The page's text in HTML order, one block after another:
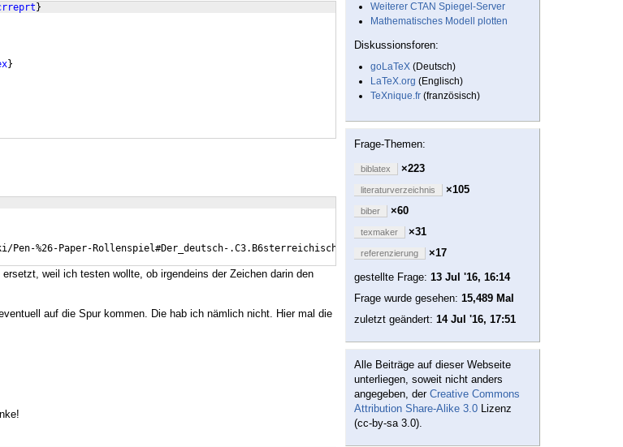
}
}
%26-Paper-Rollenspiel#Der_deutsch-.C3.B6sterreichische_Ansatz}
weil ich testen wollte, ob irgendeins der Zeichen darin den
auf die Spur kommen. Die hab ich nämlich nicht. Hier mal die
Weiterer CTAN Spiegel-Server
Mathematisches Modell plotten
Diskussionsforen:
goLaTeX (Deutsch)
LaTeX.org (Englisch)
TeXnique.fr (französisch)
Frage-Themen:
biblatex ×223
literaturverzeichnis ×105
biber ×60
texmaker ×31
referenzierung
×17
gestellte Frage: 13 Jul '16, 16:14
Frage wurde gesehen: 15,489 Mal
zuletzt geändert: 14 Jul '16, 17:51
Alle Beiträge auf dieser Webseite
unterliegen, soweit nicht anders
angegeben, der Creative Commons
Attribution Share-Alike 3.0 Lizenz
(cc-by-sa 3.0).